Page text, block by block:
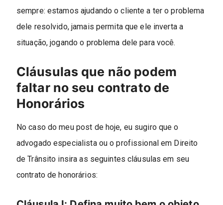
sempre: estamos ajudando o cliente a ter o problema
dele resolvido, jamais permita que ele inverta a
situação, jogando o problema dele para você.
Cláusulas que não podem
faltar no seu contrato de
Honorários
No caso do meu post de hoje, eu sugiro que o
advogado especialista ou o profissional em Direito
de Trânsito insira as seguintes cláusulas em seu
contrato de honorários: